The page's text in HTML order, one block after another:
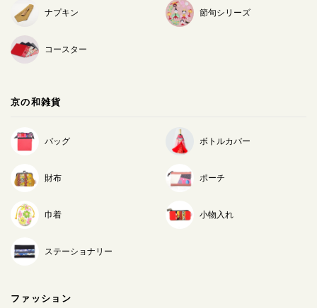
ナプキン 節句シリーズ
コースター
京の和雑貨
バッグ ボトルカバー
財布 ポーチ
巾着 小物入れ
ステーショナリー
ファッション